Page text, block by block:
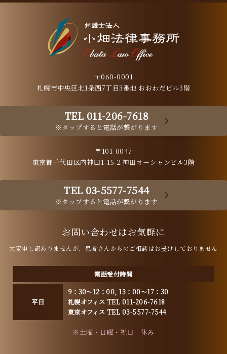
〒060-0001
札幌市中央区北1条西7丁目3番地 おおわだビル3階
TEL 011-206-7618
※タップすると電話が繋がります
〒101-0047
東京都千代田区内神田1-15-2 神田オーシャンビル3階
TEL 03-5577-7544
※タップすると電話が繋がります
お問い合わせはお気軽に
大変申し訳ありませんが、患者さんからのご相談はお受けしておりません
電話受付時間
平日
9：30～12：00, 13：00～17：30
札幌オフィス TEL 011-206-7618
東京オフィス TEL 03-5577-7544
※土曜・日曜・祝日 休み